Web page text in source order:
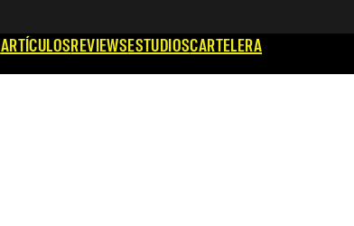
ARTÍCULOSREVIEWSESTUDIOSCARTELERA